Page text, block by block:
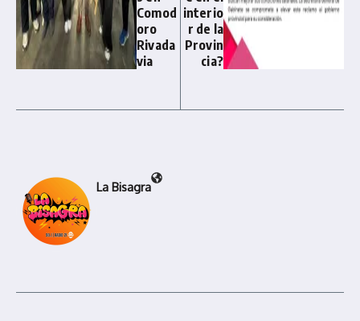
Comod
oro
Rivada
via
interio
r de la
Provin
cia?
La Bisagra